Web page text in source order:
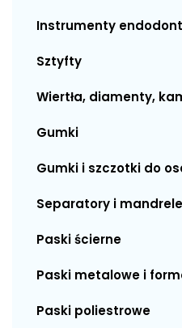
Instrumenty
Sztyfty
Wiertła, diamenty,
Gumki
Gumki i szczotki do
Separatory i mandrele
Paski ścierne
Paski metalowe i
Paski poliestrowe